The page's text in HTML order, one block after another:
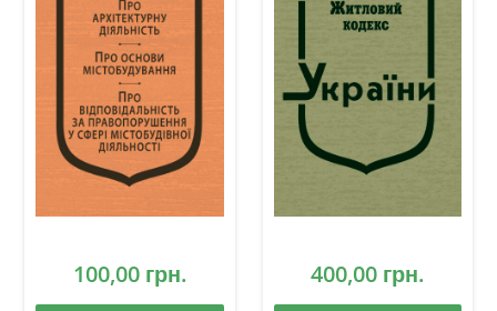
100,00 грн. 400,00 грн.